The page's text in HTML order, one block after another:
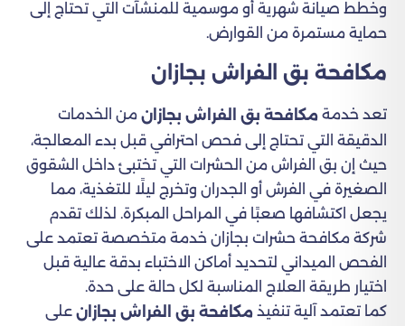
وخطط صيانة شهرية أو موسمية للمنشآت التي تحتاج إلى
حماية مستمرة من القوارض.
مكافحة بق الفراش بجازان
تعد خدمة مكافحة بق الفراش بجازان من الخدمات
الدقيقة التي تحتاج إلى فحص احترافي قبل بدء المعالجة،
حيث إن بق الفراش من الحشرات التي تختبئ داخل الشقوق
الصغيرة في الفرش أو الجدران وتخرج ليلًا للتغذية، مما
يجعل اكتشافها صعبًا في المراحل المبكرة. لذلك تقدم
شركة مكافحة حشرات بجازان خدمة متخصصة تعتمد على
الفحص الميداني لتحديد أماكن الاختباء بدقة عالية قبل
اختيار طريقة العلاج المناسبة لكل حالة على حدة.
كما تعتمد آلية تنفيذ مكافحة بق الفراش بجازان على